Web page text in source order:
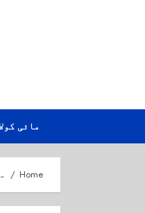
مائی
Home